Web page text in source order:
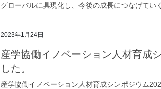
グローバルに具現化し、今後の成長につなげて
2023年1月24日
産学協働イノベーション人材育成
した。
産学協働イノベーション人材育成シンポジウム